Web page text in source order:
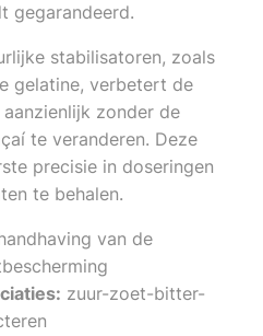
gegarandeerd.
stabilisatoren, zoals
gelatine, verbetert de
zonder de
te veranderen. Deze
precisie in doseringen
te behalen.
van de
zuur-zoet-bitter-